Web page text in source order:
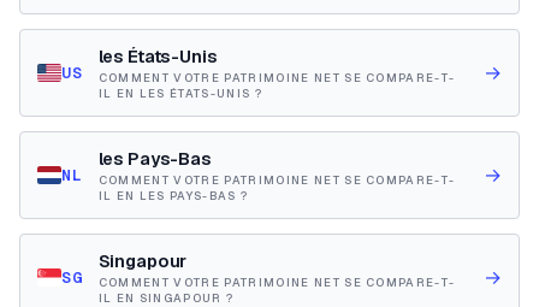
US
les États-Unis
COMMENT VOTRE PATRIMOINE NET SE COMPARE-T-
IL EN LES ÉTATS-UNIS ?
→
NL
les Pays-Bas
COMMENT VOTRE PATRIMOINE NET SE COMPARE-T-
IL EN LES PAYS-BAS ?
→
SG
Singapour
COMMENT VOTRE PATRIMOINE NET SE COMPARE-T-
IL EN SINGAPOUR ?
→